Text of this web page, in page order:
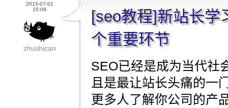
2015-07-01
15:09
zhushican
[seo教程]新站长学
个重要环节
SEO已经是成为当代社
且是最让站长头痛的一
更多人了解你公司的产